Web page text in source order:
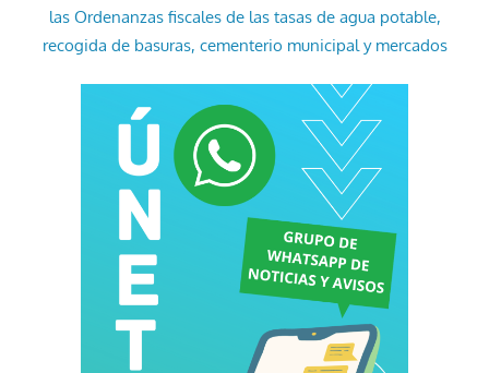
las Ordenanzas fiscales de las tasas de agua potable,
recogida de basuras, cementerio municipal y mercados